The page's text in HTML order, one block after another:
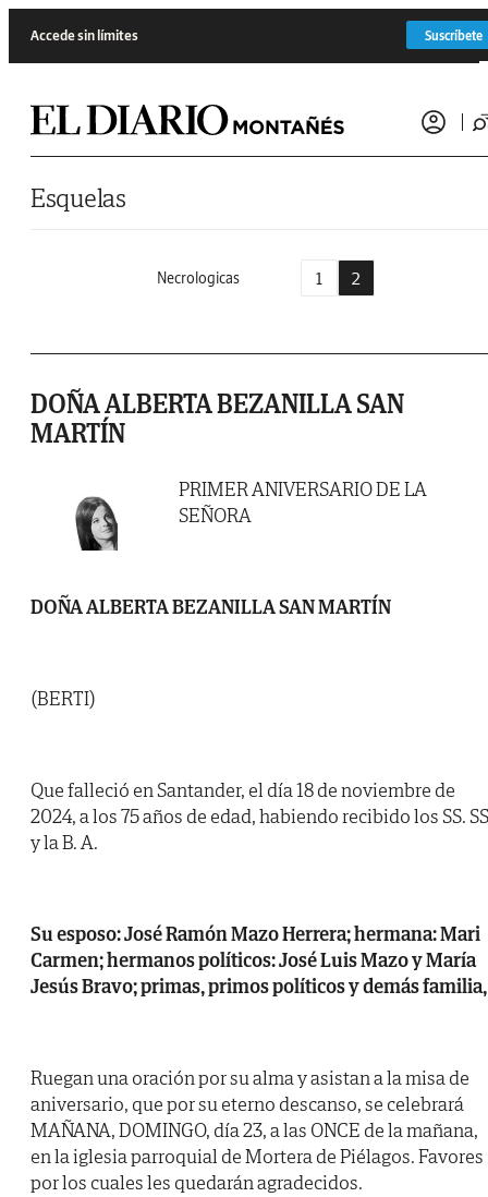
Accede sin límites Suscríbete
Esquelas
Necrologicas 1 2
DOÑA ALBERTA BEZANILLA SAN
MARTÍN
PRIMER ANIVERSARIO DE LA
SEÑORA
DOÑA ALBERTA BEZANILLA SAN MARTÍN
(BERTI)
Que falleció en Santander, el día 18 de noviembre de
2024, a los 75 años de edad, habiendo recibido los SS.
y la B. A.
Su esposo: José Ramón Mazo Herrera; hermana: Mari
Carmen; hermanos políticos: José Luis Mazo y María
Jesús Bravo; primas, primos políticos y demás familia,
Ruegan una oración por su alma y asistan a la misa de
aniversario, que por su eterno descanso, se celebrará
MAÑANA, DOMINGO, día 23, a las ONCE de la mañana,
en la iglesia parroquial de Mortera de Piélagos. Favores
por los cuales les quedarán agradecidos.